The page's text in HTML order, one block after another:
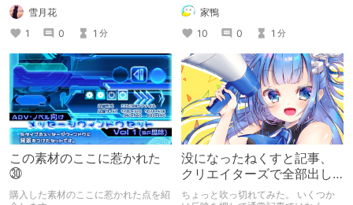
雪月花
1
0 1 分
家鴨
10
0 1 分
この素材のここに惹かれた
㉚
購入した素材のここに惹かれた点を紹
没になったねくすと記事、
クリエイターズで全部出し
てみます。
ちょっと吹っ切れてみた。 いくつか